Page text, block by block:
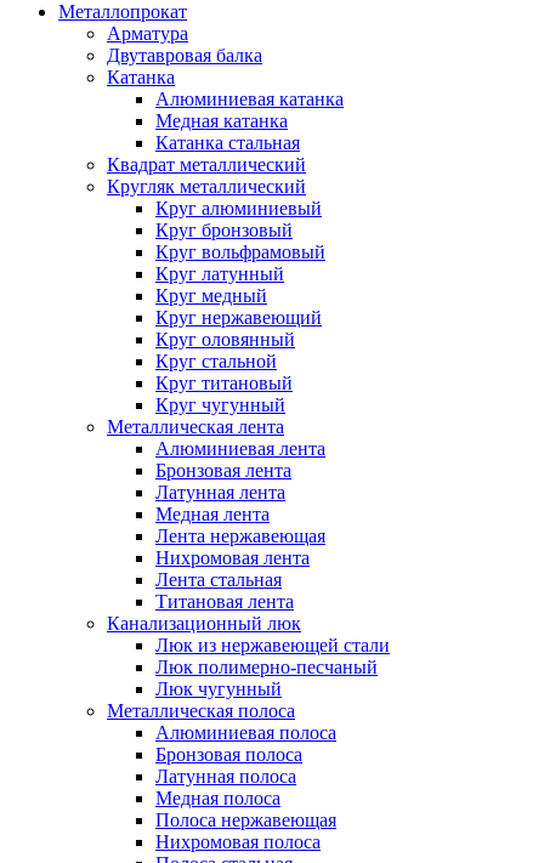
Металлопрокат
Арматура
Двутавровая балка
Катанка
Алюминиевая катанка
Медная катанка
Катанка стальная
Квадрат металлический
Кругляк металлический
Круг алюминиевый
Круг бронзовый
Круг вольфрамовый
Круг латунный
Круг медный
Круг нержавеющий
Круг оловянный
Круг стальной
Круг титановый
Круг чугунный
Металлическая лента
Алюминиевая лента
Бронзовая лента
Латунная лента
Медная лента
Лента нержавеющая
Нихромовая лента
Лента стальная
Титановая лента
Канализационный люк
Люк из нержавеющей стали
Люк полимерно-песчаный
Люк чугунный
Металлическая полоса
Алюминиевая полоса
Бронзовая полоса
Латунная полоса
Медная полоса
Полоса нержавеющая
Нихромовая полоса